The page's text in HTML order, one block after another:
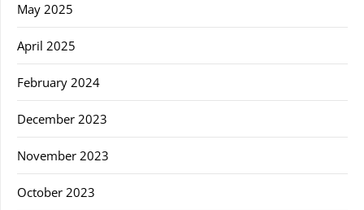
May 2025
April 2025
February 2024
December 2023
November 2023
October 2023